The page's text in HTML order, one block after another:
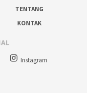
TENTANG
KONTAK
Instagram